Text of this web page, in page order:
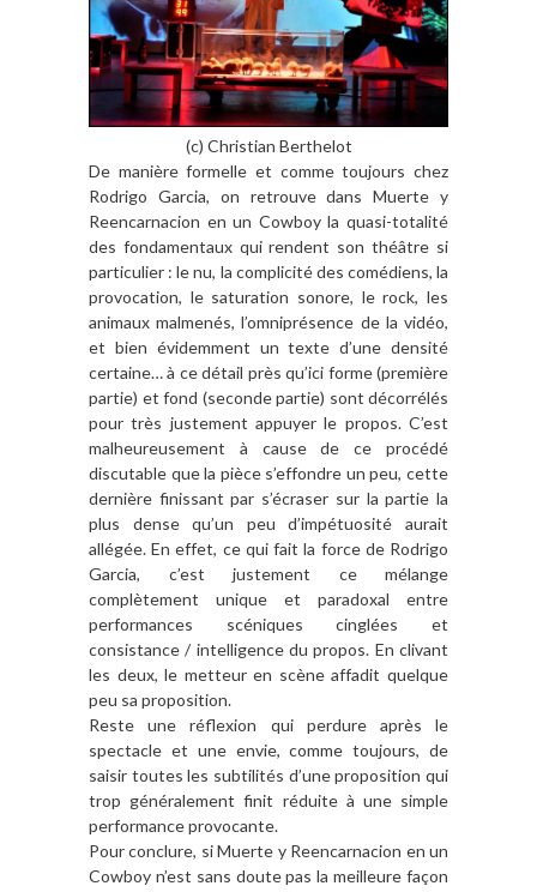
(c) Christian Berthelot
De manière formelle et comme toujours chez
Rodrigo Garcia, on retrouve dans Muerte y
Reencarnacion en un Cowboy la quasi-totalité
des fondamentaux qui rendent son théâtre si
particulier : le nu, la complicité des comédiens, la
provocation, le saturation sonore, le rock, les
animaux malmenés, l’omniprésence de la vidéo,
et bien évidemment un texte d’une densité
certaine… à ce détail près qu’ici forme (première
partie) et fond (seconde partie) sont décorrélés
pour très justement appuyer le propos. C’est
malheureusement à cause de ce procédé
discutable que la pièce s’effondre un peu, cette
dernière finissant par s’écraser sur la partie la
plus dense qu’un peu d’impétuosité aurait
allégée. En effet, ce qui fait la force de Rodrigo
Garcia, c’est justement ce mélange
complètement unique et paradoxal entre
performances scéniques cinglées et
consistance / intelligence du propos. En clivant
les deux, le metteur en scène affadit quelque
peu sa proposition.
Reste une réflexion qui perdure après le
spectacle et une envie, comme toujours, de
saisir toutes les subtilités d’une proposition qui
trop généralement finit réduite à une simple
performance provocante.
Pour conclure, si Muerte y Reencarnacion en un
Cowboy n’est sans doute pas la meilleure façon